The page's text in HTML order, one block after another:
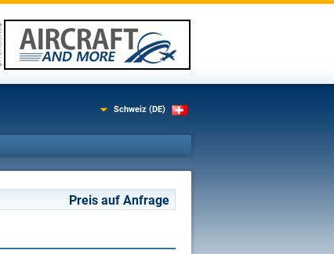
Schweiz (DE)
Preis auf Anfrage